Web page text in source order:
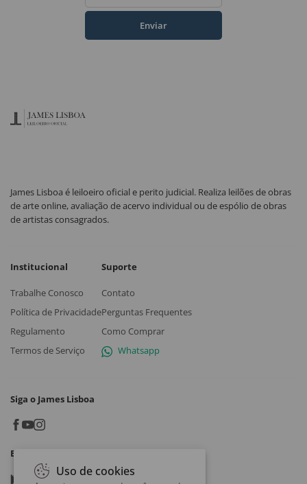
Enviar
James Lisboa é leiloeiro oficial e perito judicial. Realiza leilões de obras
de arte online, avaliação de acervo individual ou de espólio de obras
de artistas consagrados.
Institucional
Trabalhe Conosco
Política de Privacidade
Regulamento
Termos de Serviço
Suporte
Contato
Perguntas Frequentes
Como Comprar
Whatsapp
Siga o James Lisboa
Baixe o App
Google play
Uso de cookies